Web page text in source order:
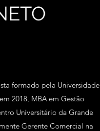
formado pela Universidade
2018, MBA em Gestão
Universitário da Grande
Gerente Comercial na